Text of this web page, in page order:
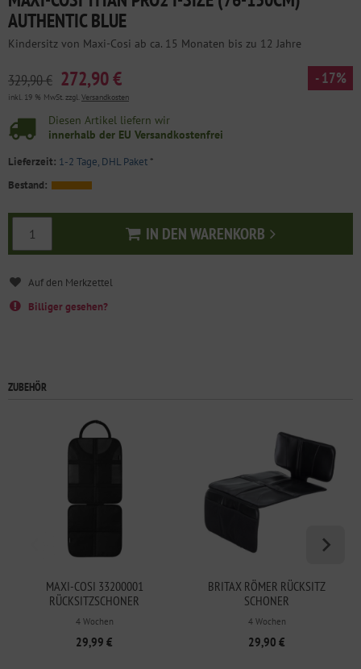
AUTHENTIC BLUE
Kindersitz von Maxi-Cosi ab ca. 15 Monaten bis zu 12 Jahre
329,90 € 272,90 € - 17%
inkl. 19 % MwSt. zzgl. Versandkosten
Diesen Artikel liefern wir
innerhalb der EU Versandkostenfrei
Lieferzeit: 1-2 Tage, DHL Paket*
Bestand:
IN DEN WARENKORB
In den Warenkorb
Billiger gesehen?
ZUBEHÖR
MAXI-COSI 33200001
RÜCKSITZSCHONER
4 Wochen
29,99 €
BRITAX RÖMER RÜCKSITZ
SCHONER
KINDERSITZUNTERLAGE
4 Wochen
29,90 €